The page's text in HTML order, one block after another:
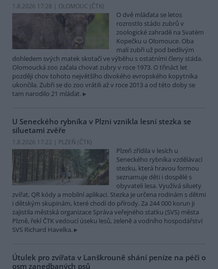
1.8.2026 17:28 | OLOMOUC (ČTK)
O dvě mláďata se letos
rozrostlo stádo zubrů v
zoologické zahradě na Svatém
Kopečku u Olomouce. Oba
malí zubři už pod bedlivým
dohledem svých matek skotačí ve výběhu s ostatními členy stáda.
Olomoucká zoo začala chovat zubry v roce 1973. O třináct let
později chov tohoto největšího divokého evropského kopytníka
ukončila. Zubři se do zoo vrátili až v roce 2013 a od této doby se
tam narodilo 21 mláďat.
U Seneckého rybníka v Plzni vznikla lesní stezka se
siluetami zvěře
1.8.2026 17:22 | PLZEŇ (ČTK)
Plzeň zřídila v lesích u
Seneckého rybníka vzdělávací
stezku, která hravou formou
seznamuje děti i dospělé s
obyvateli lesa. Využívá siluety
zvířat, QR kódy a mobilní aplikaci. Stezka je určena rodinám s dětmi
i dětským skupinám, které chodí do přírody. Za 244 000 korun ji
zajistila městská organizace Správa veřejného statku (SVS) města
Plzně, řekl ČTK vedoucí úseku lesů, zeleně a vodního hospodářství
SVS Richard Havelka.
Útulek pro zvířata v Lanškrouně shání peníze na péči o
osm zanedbaných psů